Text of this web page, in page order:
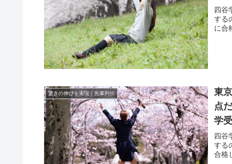
四谷
する
に合
驚きの伸びを実現｜先輩列伝
東
点
学
校
四谷
する
合格